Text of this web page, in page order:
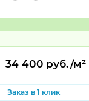
Код:
1107040
34 400 руб./м²
Заказ в 1 клик